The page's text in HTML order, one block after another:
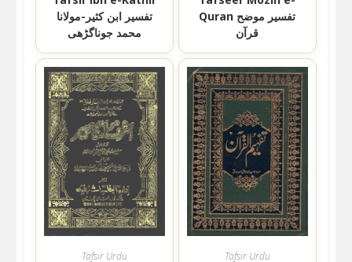
تفسیر ابن کثیر-مولانا
محمد جوناگڑھی
Quran تفسیر موضح
قرآن
Tafsir Urdu Tafsir Urdu